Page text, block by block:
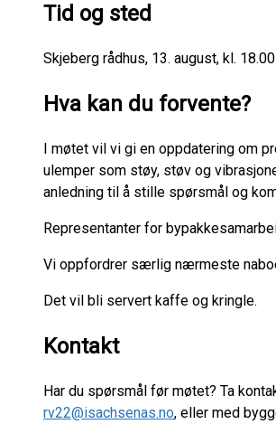
Tid og sted
Skjeberg rådhus, 13. august, kl. 18.00
Hva kan du forvente?
I møtet vil vi gi en oppdatering om
ulemper som støy, støv og
anledning til å stille spørsmål og
Representanter for
Vi oppfordrer særlig nærmeste
Det vil bli servert kaffe og kringle.
Kontakt
Har du spørsmål før møtet? Ta
rv22@isachsenas.no, eller med